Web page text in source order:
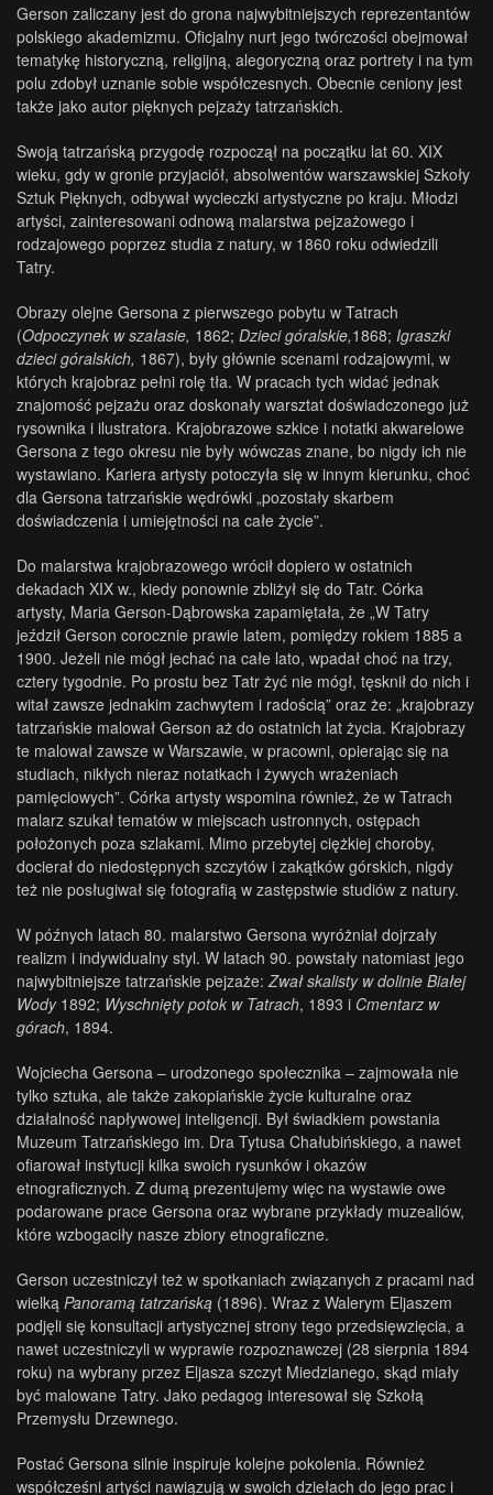
Gerson zaliczany jest do grona najwybitniejszych reprezentantów
polskiego akademizmu. Oficjalny nurt jego twórczości obejmował
tematykę historyczną, religijną, alegoryczną oraz portrety i na tym
polu zdobył uznanie sobie współczesnych. Obecnie ceniony jest
także jako autor pięknych pejzaży tatrzańskich.
Swoją tatrzańską przygodę rozpoczął na początku lat 60. XIX
wieku, gdy w gronie przyjaciół, absolwentów warszawskiej Szkoły
Sztuk Pięknych, odbywał wycieczki artystyczne po kraju. Młodzi
artyści, zainteresowani odnową malarstwa pejzażowego i
rodzajowego poprzez studia z natury, w 1860 roku odwiedzili
Tatry.
Obrazy olejne Gersona z pierwszego pobytu w Tatrach
(Odpoczynek w szałasie, 1862; Dzieci góralskie,1868; Igraszki
dzieci góralskich, 1867), były głównie scenami rodzajowymi, w
których krajobraz pełni rolę tła. W pracach tych widać jednak
znajomość pejzażu oraz doskonały warsztat doświadczonego już
rysownika i ilustratora. Krajobrazowe szkice i notatki akwarelowe
Gersona z tego okresu nie były wówczas znane, bo nigdy ich nie
wystawiano. Kariera artysty potoczyła się w innym kierunku, choć
dla Gersona tatrzańskie wędrówki „pozostały skarbem
doświadczenia i umiejętności na całe życie”.
Do malarstwa krajobrazowego wrócił dopiero w ostatnich
dekadach XIX w., kiedy ponownie zbliżył się do Tatr. Córka
artysty, Maria Gerson-Dąbrowska zapamiętała, że „W Tatry
jeździł Gerson corocznie prawie latem, pomiędzy rokiem 1885 a
1900. Jeżeli nie mógł jechać na całe lato, wpadał choć na trzy,
cztery tygodnie. Po prostu bez Tatr żyć nie mógł, tęsknił do nich i
witał zawsze jednakim zachwytem i radością” oraz że: „krajobrazy
tatrzańskie malował Gerson aż do ostatnich lat życia. Krajobrazy
te malował zawsze w Warszawie, w pracowni, opierając się na
studiach, nikłych nieraz notatkach i żywych wrażeniach
pamięciowych”. Córka artysty wspomina również, że w Tatrach
malarz szukał tematów w miejscach ustronnych, ostępach
położonych poza szlakami. Mimo przebytej ciężkiej choroby,
docierał do niedostępnych szczytów i zakątków górskich, nigdy
też nie posługiwał się fotografią w zastępstwie studiów z natury.
W późnych latach 80. malarstwo Gersona wyróżniał dojrzały
realizm i indywidualny styl. W latach 90. powstały natomiast jego
najwybitniejsze tatrzańskie pejzaże: Zwał skalisty w dolinie Białej
Wody 1892; Wyschnięty potok w Tatrach, 1893 i Cmentarz w
górach, 1894.
Wojciecha Gersona – urodzonego społecznika – zajmowała nie
tylko sztuka, ale także zakopiańskie życie kulturalne oraz
działalność napływowej inteligencji. Był świadkiem powstania
Muzeum Tatrzańskiego im. Dra Tytusa Chałubińskiego, a nawet
ofiarował instytucji kilka swoich rysunków i okazów
etnograficznych. Z dumą prezentujemy więc na wystawie owe
podarowane prace Gersona oraz wybrane przykłady muzealiów,
które wzbogaciły nasze zbiory etnograficzne.
Gerson uczestniczył też w spotkaniach związanych z pracami nad
wielką Panoramą tatrzańską (1896). Wraz z Walerym Eljaszem
podjęli się konsultacji artystycznej strony tego przedsięwzięcia, a
nawet uczestniczyli w wyprawie rozpoznawczej (28 sierpnia 1894
roku) na wybrany przez Eljasza szczyt Miedzianego, skąd miały
być malowane Tatry. Jako pedagog interesował się Szkołą
Przemysłu Drzewnego.
Postać Gersona silnie inspiruje kolejne pokolenia. Również
współcześni artyści nawiązują w swoich dziełach do jego prac i